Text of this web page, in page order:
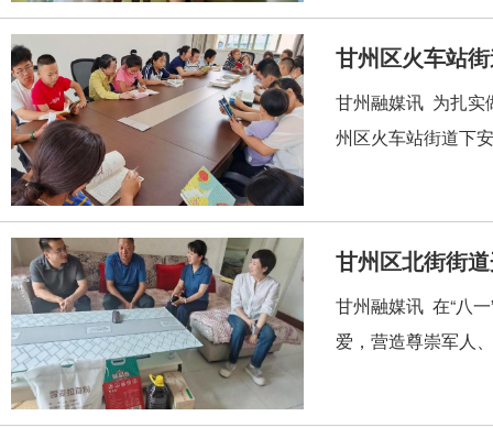
甘州区火车站
甘州融媒讯 为扎实
州区火车站街道下
甘州区北街街
甘州融媒讯 在“八
爱，营造尊崇军人